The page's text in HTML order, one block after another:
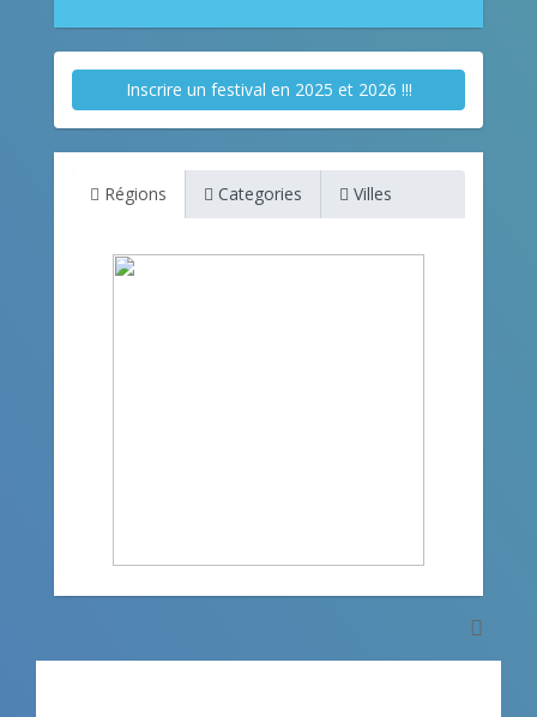
Inscrire un festival en 2025 et 2026 !!!
Régions Categories Villes